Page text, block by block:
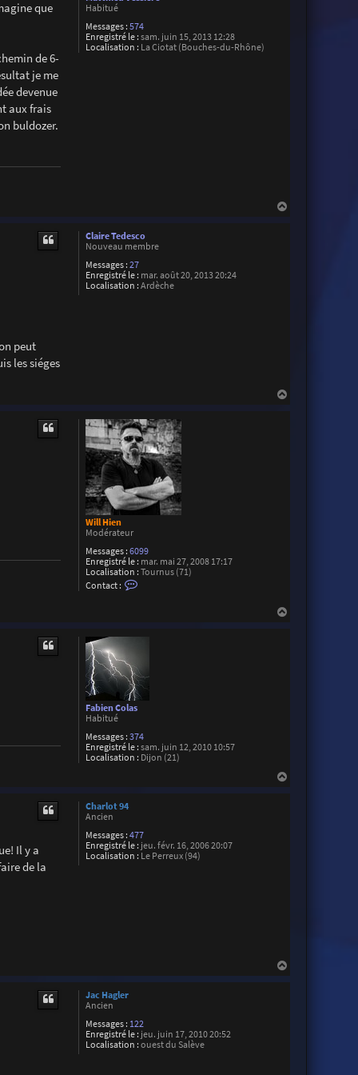
Habitué
Messages : 574
Enregistré le : sam. juin 15, 2013 12:28
Localisation : La Ciotat (Bouches-du-Rhône)
que
de 6-
je me
devenue
aux frais
buldozer.
Claire Tedesco
Nouveau membre
Messages : 27
Enregistré le : mar. août 20, 2013 20:24
Localisation : Ardèche
peut
les siéges
Will Hien
Modérateur
Messages : 6099
Enregistré le : mar. mai 27, 2008 17:17
Localisation : Tournus (71)
Contact :
c
W
i
l
e
n
Fabien Colas
Habitué
Messages : 374
Enregistré le : sam. juin 12, 2010 10:57
Localisation : Dijon (21)
Charlot 94
Ancien
Messages : 477
Enregistré le : jeu. févr. 16, 2006 20:07
Localisation : Le Perreux (94)
Il y a
de la
a
Jac Hagler
Ancien
Messages : 122
Enregistré le : jeu. juin 17, 2010 20:52
Localisation : ouest du Salève